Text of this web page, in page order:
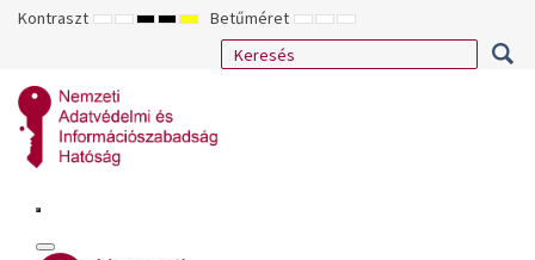
Kontraszt ALAPÉRTELMEZETT
ÉJSZAKAI
NAGY
KONTRASZTÚ
NAGY
KONTRASZTÚ
NAGY
KONTRASZTÚ
SÁRGA
FEKETE
Betűméret KISEBB
BETŰTÍPUS
ALAPÉRTELMEZETT
BETŰMÉRET
NAGYOBB
BETŰMÉRET